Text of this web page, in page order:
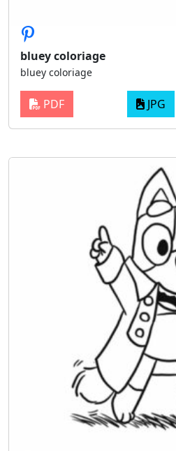
bluey coloriage
bluey coloriage
PDF JPG